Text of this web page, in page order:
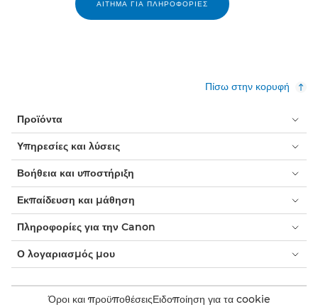
ΑΊΤΗΜΑ ΓΙΑ ΠΛΗΡΟΦΟΡΊΕΣ
Πίσω στην κορυφή
Προϊόντα
Υπηρεσίες και λύσεις
Βοήθεια και υποστήριξη
Εκπαίδευση και μάθηση
Πληροφορίες για την Canon
Ο λογαριασμός μου
Όροι και προϋποθέσειςΕιδοποίηση για τα cookie